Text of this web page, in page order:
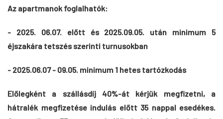
Az apartmanok foglalhatók:
- 2025. 06.07. előtt és 2025.09.05. után minimum 5
éjszakára tetszés szerinti turnusokban
- 2025.06.07 - 09.05. minimum 1 hetes tartózkodás
Előlegként a szállásdíj 40%-át kérjük megfizetni, a
hátralék megfizetése indulás előtt 35 nappal esedékes.